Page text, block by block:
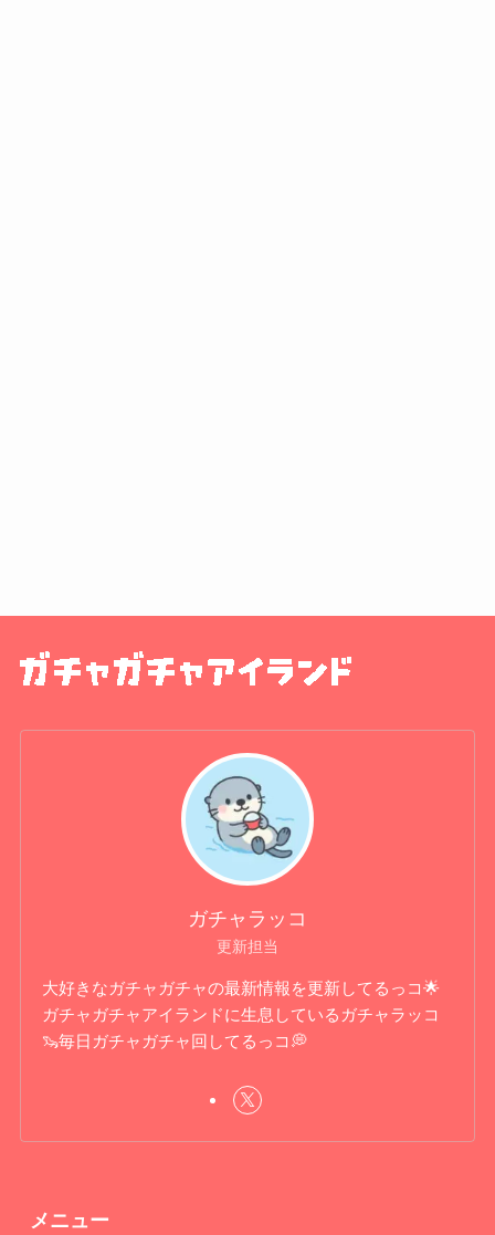
ガチャラッコ
更新担当
大好きなガチャガチャの最新情報を更新してるっコ🌟
ガチャガチャアイランドに生息しているガチャラッコ
🦦毎日ガチャガチャ回してるっコ💭
メニュー